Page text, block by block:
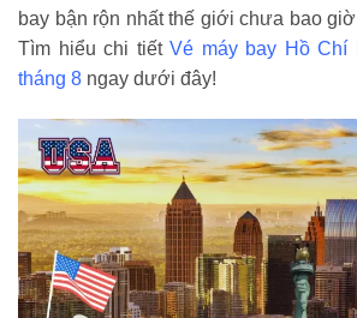
bay bận rộn nhất thế giới chưa bao
Tìm hiểu chi tiết Vé máy bay Hồ Chí
tháng 8 ngay dưới đây!